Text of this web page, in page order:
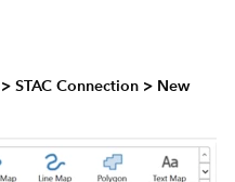
STAC Connection > New